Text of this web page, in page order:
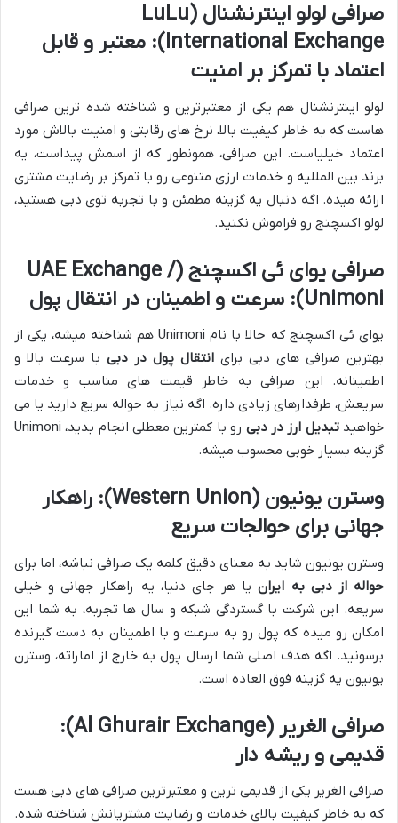
صرافی لولو اینترنشنال (LuLu
International Exchange): معتبر و قابل
اعتماد با تمرکز بر امنیت
لولو اینترنشنال هم یکی از معتبرترین و شناخته شده ترین صرافی
هاست که به خاطر کیفیت بالا، نرخ های رقابتی و امنیت بالاش مورد
اعتماد خیلیاست. این صرافی، همونطور که از اسمش پیداست، یه
برند بین المللیه و خدمات ارزی متنوعی رو با تمرکز بر رضایت مشتری
ارائه میده. اگه دنبال یه گزینه مطمئن و با تجربه توی دبی هستید،
لولو اکسچنج رو فراموش نکنید.
صرافی یوای ئی اکسچنج (UAE Exchange /
Unimoni): سرعت و اطمینان در انتقال پول
یوای ئی اکسچنج که حالا با نام Unimoni هم شناخته میشه، یکی از
بهترین صرافی های دبی برای انتقال پول در دبی با سرعت بالا و
اطمینانه. این صرافی به خاطر قیمت های مناسب و خدمات
سریعش، طرفدارهای زیادی داره. اگه نیاز به حواله سریع دارید یا می
خواهیدتبدیل ارز در دبی
رو با کمترین معطلی انجام بدید، Unimoni
گزینه بسیار خوبی محسوب میشه.
وسترن یونیون (Western Union): راهکار
جهانی برای حوالجات سریع
وسترن یونیون شاید به معنای دقیق کلمه یک صرافی نباشه، اما برای
حواله از دبی به ایرانیا هر جای دنیا، یه راهکار جهانی و خیلی
سریعه. این شرکت با گستردگی شبکه و سال ها تجربه، به شما این
امکان رو میده که پول رو به سرعت و با اطمینان به دست گیرنده
برسونید. اگه هدف اصلی شما ارسال پول به خارج از اماراته، وسترن
یونیون یه گزینه فوق العاده است.
صرافی الغریر (Al Ghurair Exchange):
قدیمی و ریشه دار
صرافی الغریر یکی از قدیمی ترین و معتبرترین صرافی های دبی هست
که به خاطر کیفیت بالای خدمات و رضایت مشتریانش شناخته شده.